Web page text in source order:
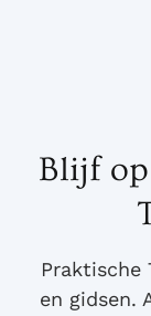
Blijf op
Praktische
en gidsen.